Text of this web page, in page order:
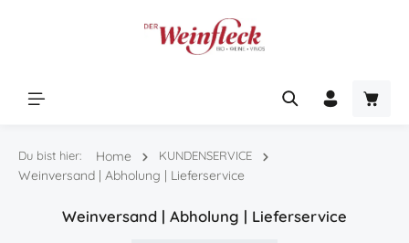
Du bist hier: Home KUNDENSERVICE
Weinversand | Abholung | Lieferservice
Weinversand | Abholung | Lieferservice